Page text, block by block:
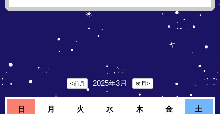
<前月 2025年3月 次月>
日 月 火 水 木 金 土